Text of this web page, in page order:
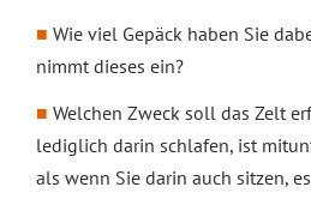
Wie viel Gepäck haben Sie
nimmt dieses ein?
Welchen Zweck soll das Zelt
lediglich darin schlafen, ist
als wenn Sie darin auch sitzen,